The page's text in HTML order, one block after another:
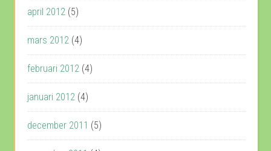
april 2012 (5)
mars 2012 (4)
februari 2012 (4)
januari 2012 (4)
december 2011 (5)